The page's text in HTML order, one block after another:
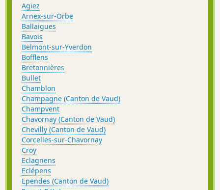
Agiez
Arnex-sur-Orbe
Ballaigues
Bavois
Belmont-sur-Yverdon
Bofflens
Bretonnières
Bullet
Chamblon
Champagne (Canton de Vaud)
Champvent
Chavornay (Canton de Vaud)
Chevilly (Canton de Vaud)
Corcelles-sur-Chavornay
Croy
Eclagnens
Eclépens
Ependes (Canton de Vaud)